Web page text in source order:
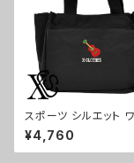
スポーツ シルエット
ト 刺繍トート ショルダ
カジュアル 軽量 レディ
ズ 雑貨 グッズ 自社ブ
¥4,760